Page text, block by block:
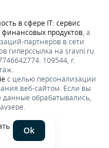
в сфере IT: сервис
финансовых продуктов , а
партнеров в сети
гиперссылка на sravni.ru
109544, г.
с целью персонализации
веб-сайтом. Если вы
данные обрабатывались,
Ok